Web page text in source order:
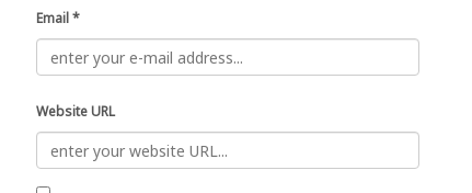
Email*
Website URL